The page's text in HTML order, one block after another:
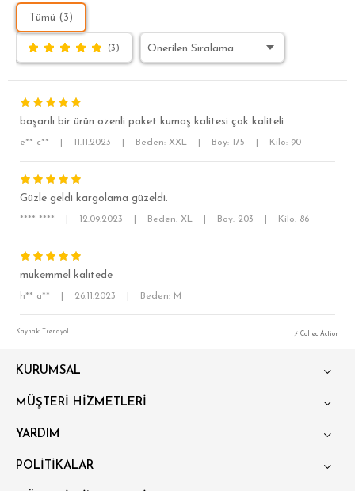
RELAX FİT
Tümü (3)
(3)
başarılı bir ürün ozenli paket kumaş kalitesi çok kaliteli
e** c** 11.11.2023 Beden: XXL Boy: 175 Kilo: 90
Güzle geldi kargolama güzeldi.
**** **** 12.09.2023 Beden: XL Boy: 203 Kilo: 86
mükemmel kalitede
h** a** 26.11.2023 Beden: M
Kaynak: Trendyol ⚡ CollectAction
KURUMSAL
MÜŞTERİ HİZMETLERİ
YARDIM
POLİTİKALAR